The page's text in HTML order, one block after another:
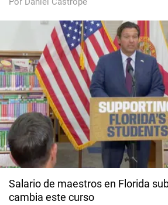
Salario de maestros en Florida
cambia este curso